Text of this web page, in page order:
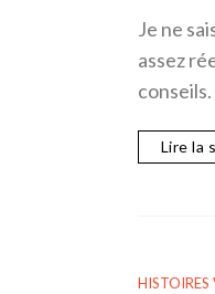
Je ne
assez
Lire la
HISTOIRES